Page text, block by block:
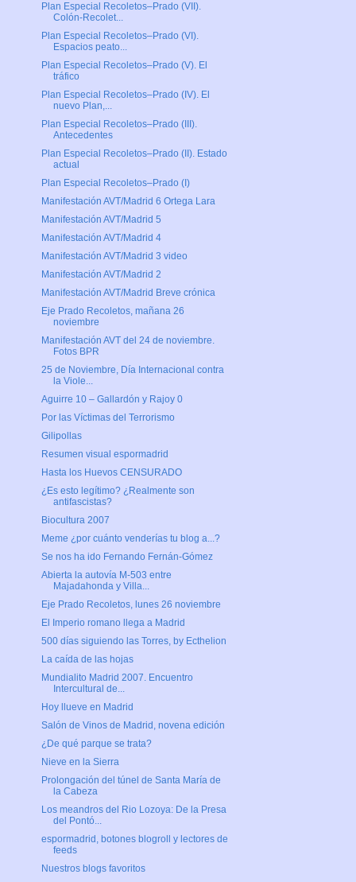
Plan Especial Recoletos–Prado (VII).
Colón-Recolet...
Plan Especial Recoletos–Prado (VI).
Espacios peato...
Plan Especial Recoletos–Prado (V). El
tráfico
Plan Especial Recoletos–Prado (IV). El
nuevo Plan,...
Plan Especial Recoletos–Prado (III).
Antecedentes
Plan Especial Recoletos–Prado (II). Estado
actual
Plan Especial Recoletos–Prado (I)
Manifestación AVT/Madrid 6 Ortega Lara
Manifestación AVT/Madrid 5
Manifestación AVT/Madrid 4
Manifestación AVT/Madrid 3 video
Manifestación AVT/Madrid 2
Manifestación AVT/Madrid Breve crónica
Eje Prado Recoletos, mañana 26
noviembre
Manifestación AVT del 24 de noviembre.
Fotos BPR
25 de Noviembre, Día Internacional contra
la Viole...
Aguirre 10 – Gallardón y Rajoy 0
Por las Víctimas del Terrorismo
Gilipollas
Resumen visual espormadrid
Hasta los Huevos CENSURADO
¿Es esto legítimo? ¿Realmente son
antifascistas?
Biocultura 2007
Meme ¿por cuánto venderías tu blog a...?
Se nos ha ido Fernando Fernán-Gómez
Abierta la autovía M-503 entre
Majadahonda y Villa...
Eje Prado Recoletos, lunes 26 noviembre
El Imperio romano llega a Madrid
500 días siguiendo las Torres, by Ecthelion
La caída de las hojas
Mundialito Madrid 2007. Encuentro
Intercultural de...
Hoy llueve en Madrid
Salón de Vinos de Madrid, novena edición
¿De qué parque se trata?
Nieve en la Sierra
Prolongación del túnel de Santa María de
la Cabeza
Los meandros del Rio Lozoya: De la Presa
del Pontó...
espormadrid, botones blogroll y lectores de
feeds
Nuestros blogs favoritos